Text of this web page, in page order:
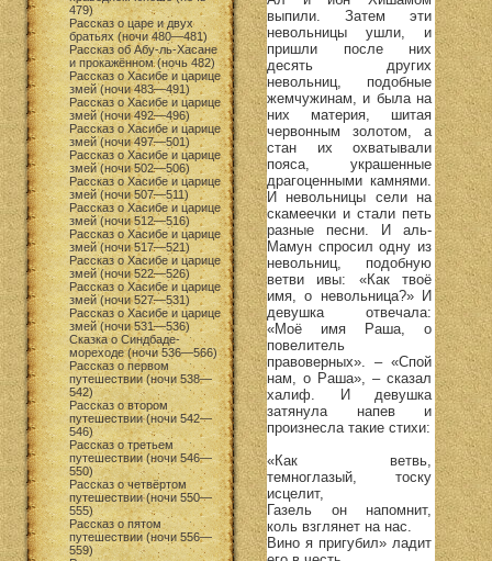
479)
Рассказ о царе и двух
братьях (ночи 480—481)
Рассказ об Абу-ль-Хасане
и прокажённом (ночь 482)
Рассказ о Хасибе и царице
змей (ночи 483—491)
Рассказ о Хасибе и царице
змей (ночи 492—496)
Рассказ о Хасибе и царице
змей (ночи 497—501)
Рассказ о Хасибе и царице
змей (ночи 502—506)
Рассказ о Хасибе и царице
змей (ночи 507—511)
Рассказ о Хасибе и царице
змей (ночи 512—516)
Рассказ о Хасибе и царице
змей (ночи 517—521)
Рассказ о Хасибе и царице
змей (ночи 522—526)
Рассказ о Хасибе и царице
змей (ночи 527—531)
Рассказ о Хасибе и царице
змей (ночи 531—536)
Сказка о Синдбаде-
мореходе (ночи 536—566)
Рассказ о первом
путешествии (ночи 538—
542)
Рассказ о втором
путешествии (ночи 542—
546)
Рассказ о третьем
путешествии (ночи 546—
550)
Рассказ о четвёртом
путешествии (ночи 550—
555)
Рассказ о пятом
путешествии (ночи 556—
559)
выпили. Затем эти
невольницы ушли, и
пришли после них
десять других
невольниц, подобные
жемчужинам, и была на
них материя, шитая
червонным золотом, а
стан их охватывали
пояса, украшенные
драгоценными камнями.
И невольницы сели на
скамеечки и стали петь
разные песни. И аль-
Мамун спросил одну из
невольниц, подобную
ветви ивы: «Как твоё
имя, о невольница?» И
девушка отвечала:
«Моё имя Раша, о
повелитель
правоверных». – «Спой
нам, о Раша», – сказал
халиф. И девушка
затянула напев и
произнесла такие стихи:
«Как ветвь,
темноглазый, тоску
исцелит,
Газель он напомнит,
коль взглянет на нас.
Вино я пригубил» ладит